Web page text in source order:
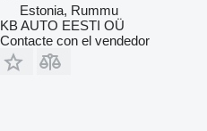
Estonia, Rummu
KB AUTO EESTI OÜ
Contacte con el vendedor